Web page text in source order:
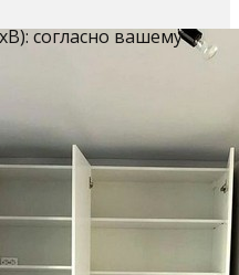
согласно вашему